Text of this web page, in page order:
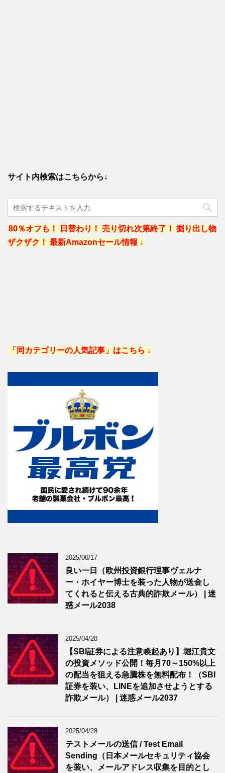
サイト内検索はこちらから↓
80％オフも！ 日替わり！ 売り切れ次第終了！ 掘り出し物
ザクザク！ 最新Amazonセール情報 ↓
「同カテゴリーの人気記事」はこちら ↓
2025/06/17
良い一日（欧州投資銀行理事ヴェルナ
ー・ホイヤー博士を装った人物が送金し
てくれると伝える古典的詐欺メール） | 迷
惑メール2038
2025/04/28
【SBI証券による注意喚起あり】堀江貴文
の投資メソッド公開！毎月70～150%以上
の配当を狙える急騰株を無料配布！（SBI
証券を装い、LINEを追加させようとする
詐欺メール） | 迷惑メール2037
2025/04/28
テストメールの送信 / Test Email
Sending（日本メールセキュリティ協会
を装い、メールアドレス収集を目的とし